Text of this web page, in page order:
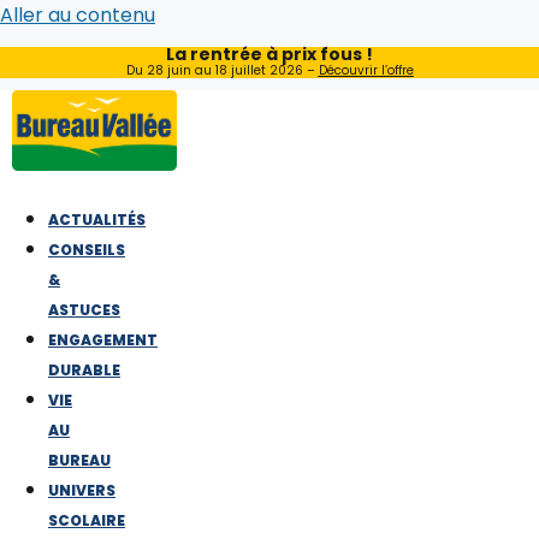
Aller au contenu
La rentrée à prix fous !
Du 28 juin au 18 juillet 2026 – Découvrir l’offre
ACTUALITÉS
CONSEILS
&
ASTUCES
ENGAGEMENT
DURABLE
VIE
AU
BUREAU
UNIVERS
SCOLAIRE